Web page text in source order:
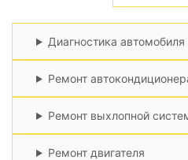
Диагностика автомобиля
Ремонт
Ремонт выхлопной
Ремонт двигателя